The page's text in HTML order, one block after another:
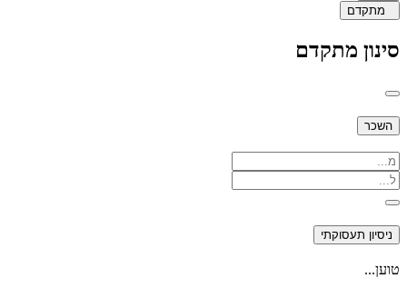
מתקדם
סינון מתקדם
השכר
ניסיון תעסוקתי
טוען...